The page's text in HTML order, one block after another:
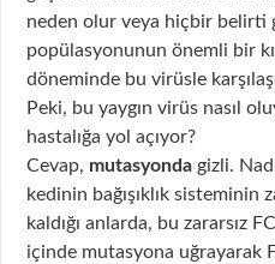
neden olur veya hiçbir belirti
popülasyonunun önemli bir
döneminde bu virüsle
Peki, bu yaygın virüs nasıl
hastalığa yol açıyor?
Cevap, mutasyondagizli.
kedinin bağışıklık sisteminin
kaldığı anlarda, bu zararsız
içinde mutasyona uğrayarak